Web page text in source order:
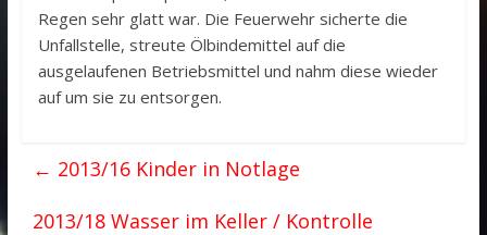
Regen sehr glatt war. Die Feuerwehr sicherte die
Unfallstelle, streute Ölbindemittel auf die
ausgelaufenen Betriebsmittel und nahm diese wieder
auf um sie zu entsorgen.
← 2013/16 Kinder in Notlage
2013/18 Wasser im Keller / Kontrolle